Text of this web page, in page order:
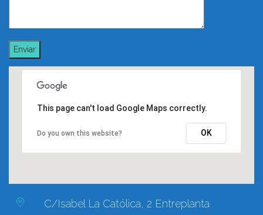
This page can't load Google Maps correctly.
Do you own this website? OK
C/Isabel La Católica, 2 Entreplanta